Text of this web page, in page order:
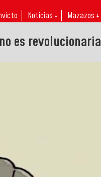
Noticias ↓ Mazazos ↓
es revolucionaria